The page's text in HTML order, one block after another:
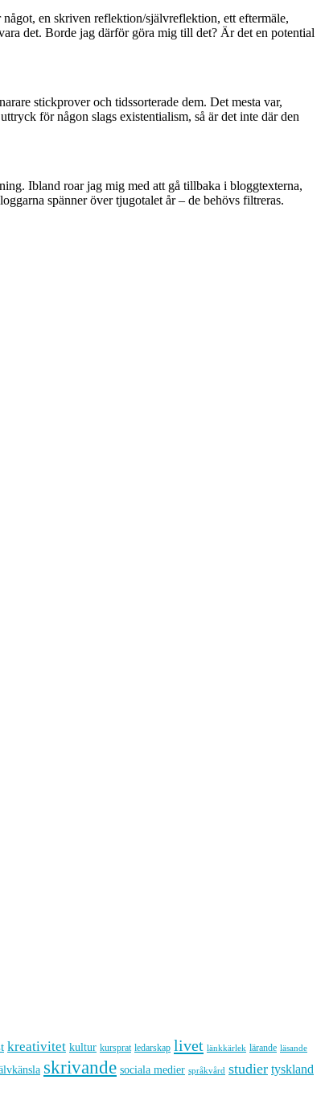
något, en skriven reflektion/självreflektion, ett eftermäle,
det. Borde jag därför göra mig till det? Är det en potential
stickprover och tidssorterade dem. Det mesta var,
för någon slags existentialism, så är det inte där den
Ibland roar jag mig med att gå tillbaka i bloggtexterna,
spänner över tjugotalet år – de behövs filtreras.
kreativitet kultur kursprat ledarskap livet länkkärlek lärande läsande
skrivande sociala medier språkvård studier tyskland